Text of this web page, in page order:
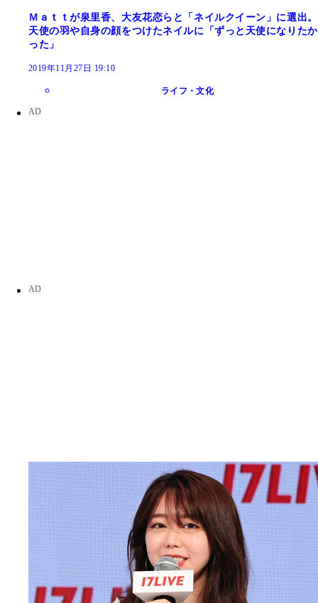
Ｍａｔｔが泉里香、大友花恋らと「ネイルクイーン」に選出。
天使の羽や自身の顔をつけたネイルに「ずっと天使になりたか
った」
2019年11月27日 19:10
ライフ・文化